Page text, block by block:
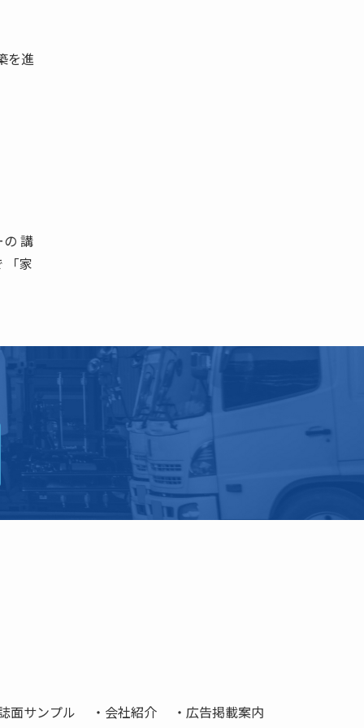
を進
講
「家
面サンプル 会社紹介 広告掲載案内